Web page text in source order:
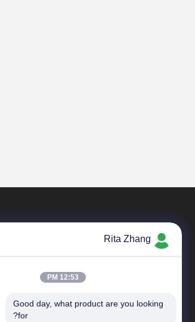
محصولات
Rita Zhang
12:53 PM
Good day, what product are you looking
for?